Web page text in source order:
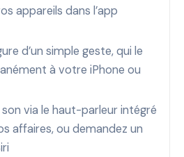
appareils dans l’app
d’un simple geste, qui le
à votre iPhone ou
via le haut-parleur intégré
affaires, ou demandez un